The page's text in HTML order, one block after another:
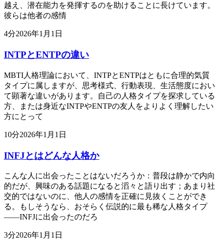
越え、潜在能力を発揮するのを助けることに長けています。
彼らは他者の感情
4分2026年1月1日
INTPとENTPの違い
MBTI人格理論において、INTPとENTPはともに合理的気質
タイプに属しますが、思考様式、行動表現、生活態度におい
て顕著な違いがあります。自己の人格タイプを探求している
方、または身近なINTPやENTPの友人をよりよく理解したい
方にとって
10分2026年1月1日
INFJとはどんな人格か
こんな人に出会ったことはないだろうか：普段は静かで内向
的だが、興味のある話題になると滔々と語り出す；あまり社
交的ではないのに、他人の感情を正確に見抜くことができ
る。もしそうなら、おそらく伝説的に最も稀な人格タイプ
——INFJに出会ったのだろ
3分2026年1月1日